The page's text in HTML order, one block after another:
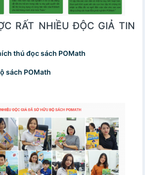
RẤT NHIỀU ĐỘC GIẢ TIN
thú đọc sách POMath
sách POMath